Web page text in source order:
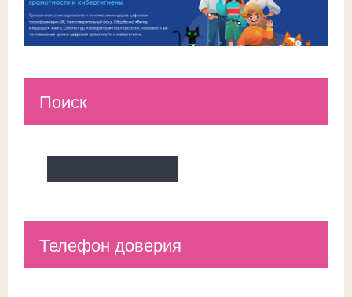
Поиск
Телефон доверия